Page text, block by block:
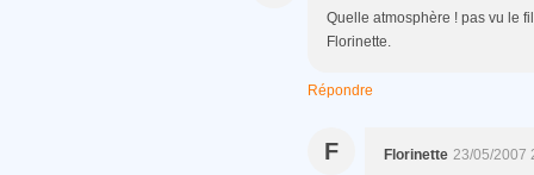
Quelle atmosphère ! pas vu le
Florinette.
Répondre
F Florinette 23/05/2007